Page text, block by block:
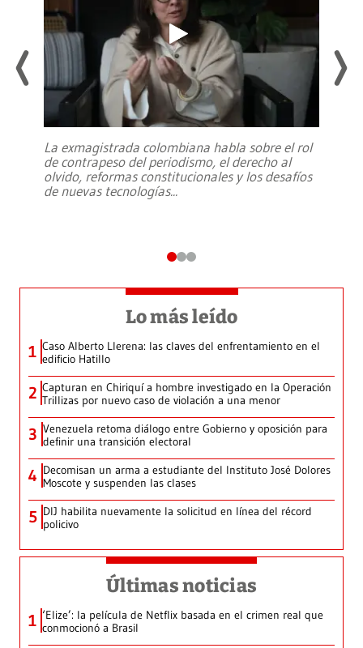
La exmagistrada colombiana habla sobre el rol
de contrapeso del periodismo, el derecho al
olvido, reformas constitucionales y los desafíos
de nuevas tecnologías...
Lo más leído
1 Caso Alberto Llerena: las claves del enfrentamiento en el
edificio Hatillo
2 Capturan en Chiriquí a hombre investigado en la Operación
Trillizas por nuevo caso de violación a una menor
3 Venezuela retoma diálogo entre Gobierno y oposición para
definir una transición electoral
4 Decomisan un arma a estudiante del Instituto José Dolores
Moscote y suspenden las clases
5 DIJ habilita nuevamente la solicitud en línea del récord
policivo
Últimas noticias
1 ‘Elize’: la película de Netflix basada en el crimen real que
conmocionó a Brasil